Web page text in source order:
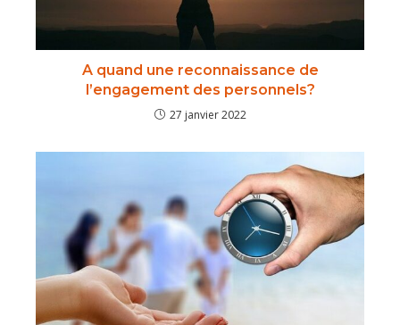
A quand une reconnaissance de
l’engagement des personnels?
27 janvier 2022